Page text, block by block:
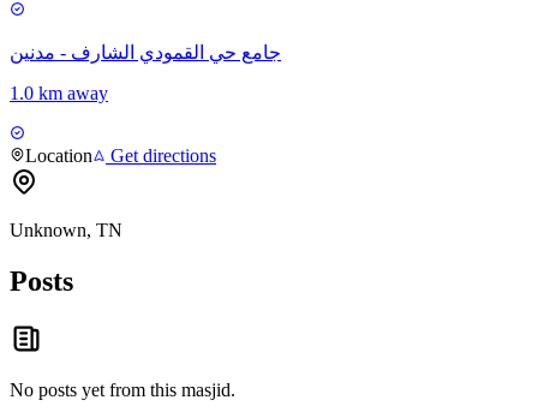
جامع حي القمودي الشارف - مدنين
1.0 km away
Location Get directions
Unknown, TN
Posts
No posts yet from this masjid.